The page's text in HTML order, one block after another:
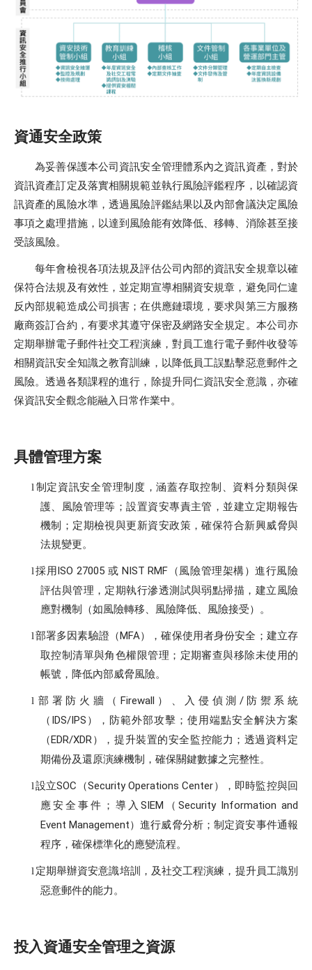
資通安全政策
為妥善保護本公司資訊安全管理體系內之資訊資產，對於
資訊資產訂定及落實相關規範並執行風險評鑑程序，以確認資
訊資產的風險水準，透過風險評鑑結果以及內部會議決定風險
事項之處理措施，以達到風險能有效降低、移轉、消除甚至接
受該風險。
每年會檢視各項法規及評估公司內部的資訊安全規章以確
保符合法規及有效性，並定期宣導相關資安規章，避免同仁違
反內部規範造成公司損害；在供應鏈環境，要求與第三方服務
廠商簽訂合約，有要求其遵守保密及網路安全規定。本公司亦
定期舉辦電子郵件社交工程演練，對員工進行電子郵件收發等
相關資訊安全知識之教育訓練，以降低員工誤點擊惡意郵件之
風險。透過各類課程的進行，除提升同仁資訊安全意識，亦確
保資訊安全觀念能融入日常作業中。
具體管理方案
l 制定資訊安全管理制度，涵蓋存取控制、資料分類與保
護、風險管理等；設置資安專責主管，並建立定期報告
機制；定期檢視與更新資安政策，確保符合新興威脅與
法規變更。
l 採用ISO 27005 或 NIST RMF （風險管理架構）進行風險
評估與管理，定期執行滲透測試與弱點掃描，建立風險
應對機制（如風險轉移、風險降低、風險接受）。
l部署多因素驗證（MFA），確保使用者身份安全；建立存
取控制清單與角色權限管理；定期審查與移除未使用的
帳號，降低內部威脅風險。
l 部署防火牆（ Firewall ）、入侵偵測 /防禦系統
（ IDS/IPS ），防範外部攻擊；使用端點安全解決方案
（EDR/XDR），提升裝置的安全監控能力；透過資料定
期備份及還原演練機制，確保關鍵數據之完整性。
l設立SOC （Security Operations Center），即時監控與回
應安全事件；導入 SIEM （ Security Information and
Event Management）進行威脅分析；制定資安事件通報
程序，確保標準化的應變流程。
l 定期舉辦資安意識培訓，及社交工程演練，提升員工識別
惡意郵件的能力。
投入資通安全管理之資源